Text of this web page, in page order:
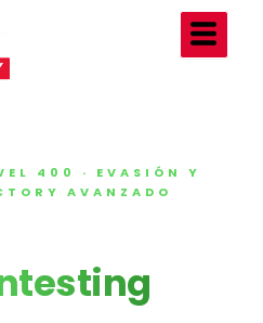
400 · EVASIÓN Y
AVANZADO